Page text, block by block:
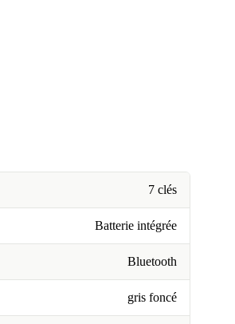
7 clés
Batterie intégrée
Bluetooth
gris foncé